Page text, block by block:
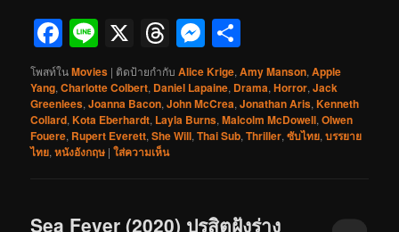
Facebook
Line
X Threads
Messenger
โพสท์ในMovies | ติดป้ายกำกับ Alice Krige,Amy Manson,Apple
Yang,Charlotte Colbert, Daniel Lapaine, Drama,Horror,Jack
Greenlees,Joanna Bacon,John McCrea,Jonathan Aris,Kenneth
Collard,Kota Eberhardt, Layla Burns,Malcolm McDowell,Olwen
Fouere, Rupert Everett,She Will,Thai Sub,Thriller,ซับไทย,บรรยาย
ไทย,หนังอังกฤษ |ใส่ความเห็น
Sea Fever (2020) ปรสิตฝังร่าง